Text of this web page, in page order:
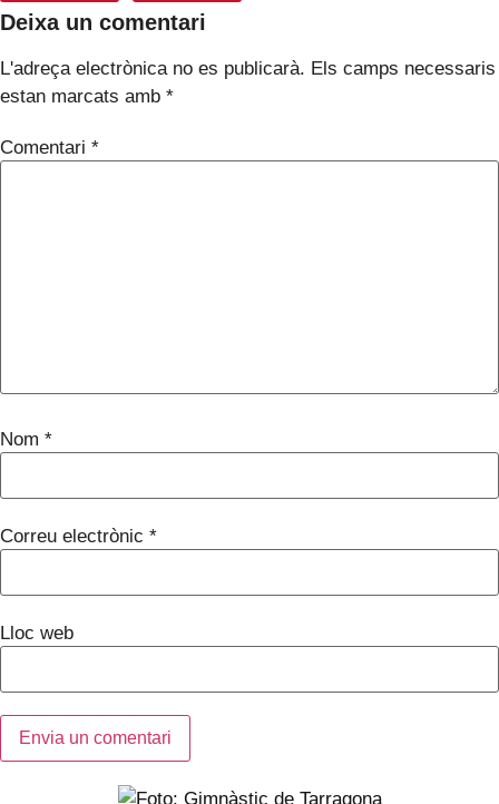
Deixa un comentari
L'adreça electrònica no es publicarà. Els camps necessaris
estan marcats amb *
Comentari *
Nom *
Correu electrònic *
Lloc web